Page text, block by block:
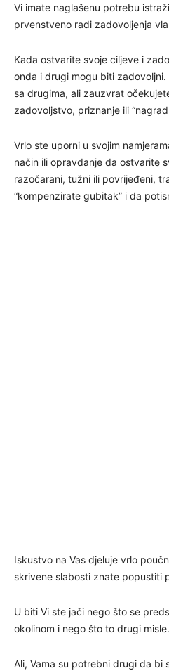
Vi imate naglašenu potrebu
prvenstveno radi zadovoljenja
Kada ostvarite svoje ciljeve i
onda i drugi mogu biti
sa drugima, ali zauzvrat
zadovoljstvo, priznanje ili
Vrlo ste uporni u svojim
način ili opravdanje da ostvarite
razočarani, tužni ili povrijeđeni,
“kompenzirate gubitak” i da
Iskustvo na Vas djeluje vrlo
skrivene slabosti znate popustiti
U biti Vi ste jači nego što se
okolinom i nego što to drugi misle.
Ali, Vama su potrebni drugi da bi